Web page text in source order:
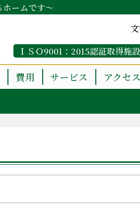
ームです～
ＩＳＯ9001：2015認証取得施設
費用 サービス アクセス